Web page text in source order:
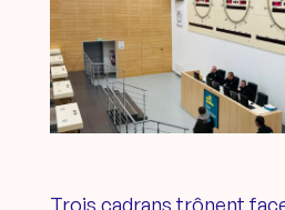
Trois cadrans trônent